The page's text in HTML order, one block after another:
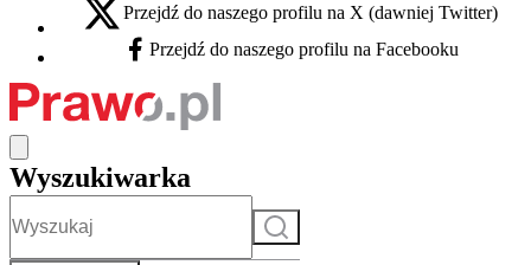
X - otwiera się w nowej karcie
Przejdź do naszego profilu na X (dawniej Twitter)
Facebook - otwiera się w nowej karcie
Przejdź do naszego profilu na Facebooku
Wyszukiwarka
Szukaj